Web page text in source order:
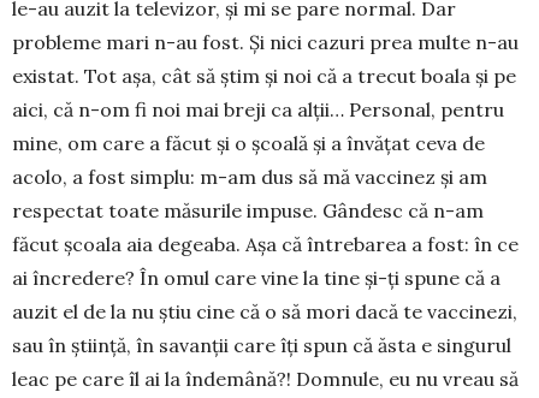
le-au auzit la televizor, și mi se pare normal. Dar
probleme mari n-au fost. Și nici cazuri prea multe n-au
existat. Tot așa, cât să știm și noi că a trecut boala și pe
aici, că n-om fi noi mai breji ca alții… Personal, pentru
mine, om care a făcut și o școală și a învățat ceva de
acolo, a fost simplu: m-am dus să mă vac­cinez și am
respectat toate mă­surile impuse. Gândesc că n-am
făcut școala aia de­gea­ba. Așa că întrebarea a fost: în ce
ai încredere? În omul care vine la tine și-ți spune că a
auzit el de la nu știu cine că o să mori dacă te vaccinezi,
sau în știință, în savanții care îți spun că ăsta e singurul
leac pe care îl ai la îndemână?! Domnule, eu nu vreau să